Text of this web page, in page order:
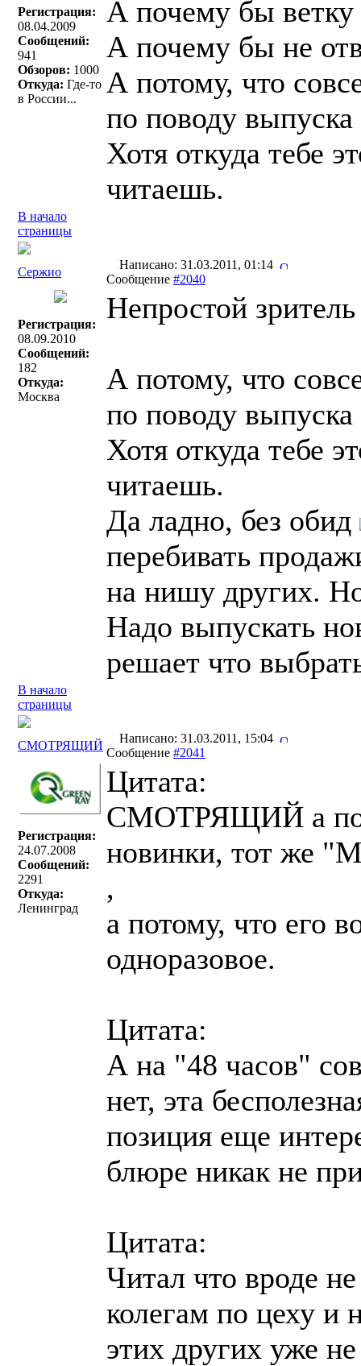
Регистрация:
08.04.2009
Сообщений:
941
Обзоров: 1000
Откуда: Где-то
в России...
А почему бы ветку
А почему бы не
А потому, что
по поводу
Хотя откуда тебе
читаешь.
В начало
страницы
Сержио
Написано: 31.03.2011, 01:14
Сообщение #2040
Регистрация:
08.09.2010
Сообщений:
182
Откуда:
Москва
Непростой
А потому, что
по поводу
Хотя откуда тебе
читаешь.
Да ладно, без обид
перебивать
на нишу других.
Надо выпускать
решает что
В начало
страницы
СМОТРЯЩИЙ
Написано: 31.03.2011, 15:04
Сообщение #2041
Регистрация:
24.07.2008
Сообщений:
2291
Откуда:
Ленинград
Цитата:
СМОТРЯЩИЙ а
новинки, тот же
,
а потому, что его
одноразовое.
Цитата:
А на "48 часов"
нет, эта
позиция еще
блюре никак не
Цитата:
Читал что вроде
колегам по цеху и
этих других уже